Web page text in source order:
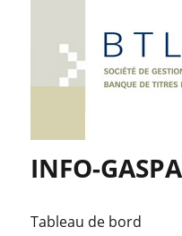
INFO-
Tableau de bord